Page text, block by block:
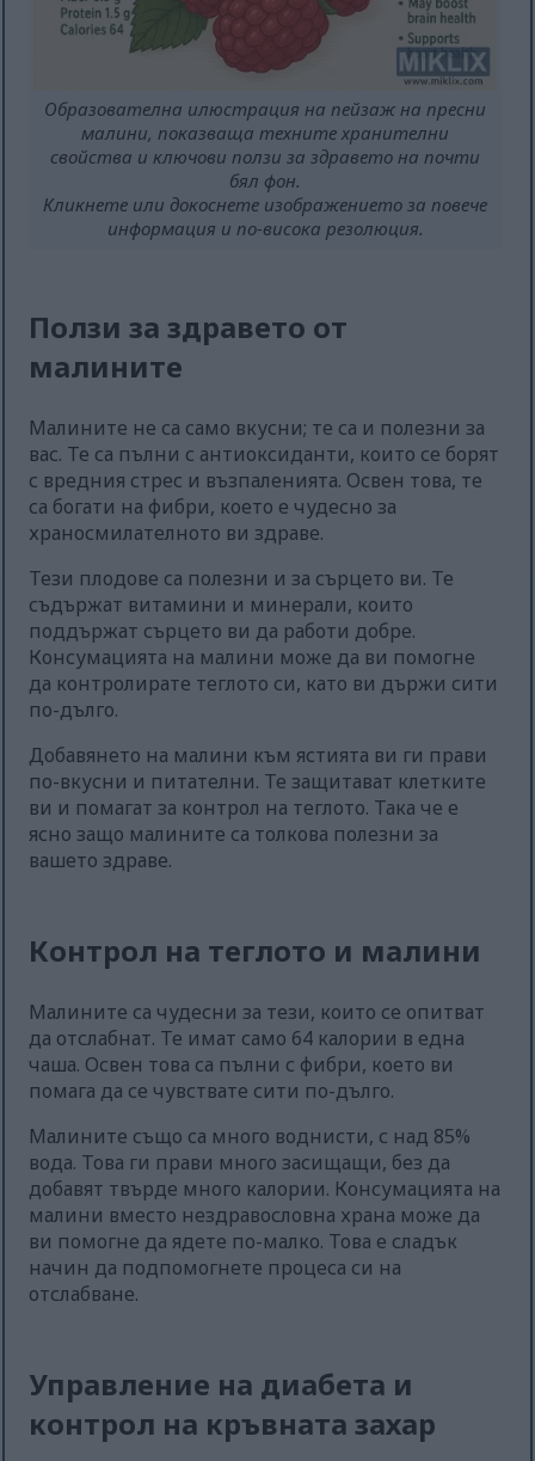
Образователна илюстрация на пейзаж на пресни
малини, показваща техните хранителни
свойства и ключови ползи за здравето на почти
бял фон.
Кликнете или докоснете изображението за повече
информация и по-висока резолюция.
Ползи за здравето от
малините
Малините не са само вкусни; те са и полезни за
вас. Те са пълни с антиоксиданти, които се борят
с вредния стрес и възпаленията. Освен това, те
са богати на фибри, което е чудесно за
храносмилателното ви здраве.
Тези плодове са полезни и за сърцето ви. Те
съдържат витамини и минерали, които
поддържат сърцето ви да работи добре.
Консумацията на малини може да ви помогне
да контролирате теглото си, като ви държи сити
по-дълго.
Добавянето на малини към ястията ви ги прави
по-вкусни и питателни. Те защитават клетките
ви и помагат за контрол на теглото. Така че е
ясно защо малините са толкова полезни за
вашето здраве.
Контрол на теглото и малини
Малините са чудесни за тези, които се опитват
да отслабнат. Те имат само 64 калории в една
чаша. Освен това са пълни с фибри, което ви
помага да се чувствате сити по-дълго.
Малините също са много воднисти, с над 85%
вода. Това ги прави много засищащи, без да
добавят твърде много калории. Консумацията на
малини вместо нездравословна храна може да
ви помогне да ядете по-малко. Това е сладък
начин да подпомогнете процеса си на
отслабване.
Управление на диабета и
контрол на кръвната захар